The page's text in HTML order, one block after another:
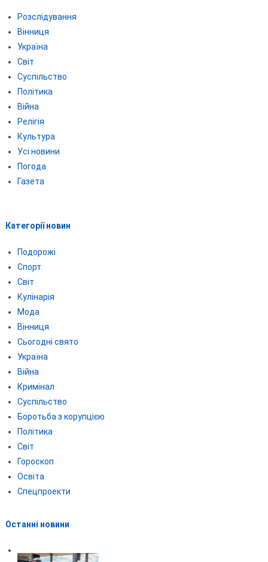
Розслідування
Вінниця
Україна
Світ
Суспільство
Політика
Війна
Релігія
Культура
Усі новини
Погода
Газета
Категорії новин
Подорожі
Спорт
Світ
Кулінарія
Мода
Вінниця
Сьогодні свято
Україна
Війна
Кримінал
Суспільство
Боротьба з корупцією
Політика
Світ
Гороскоп
Освіта
Спецпроекти
Останні новини